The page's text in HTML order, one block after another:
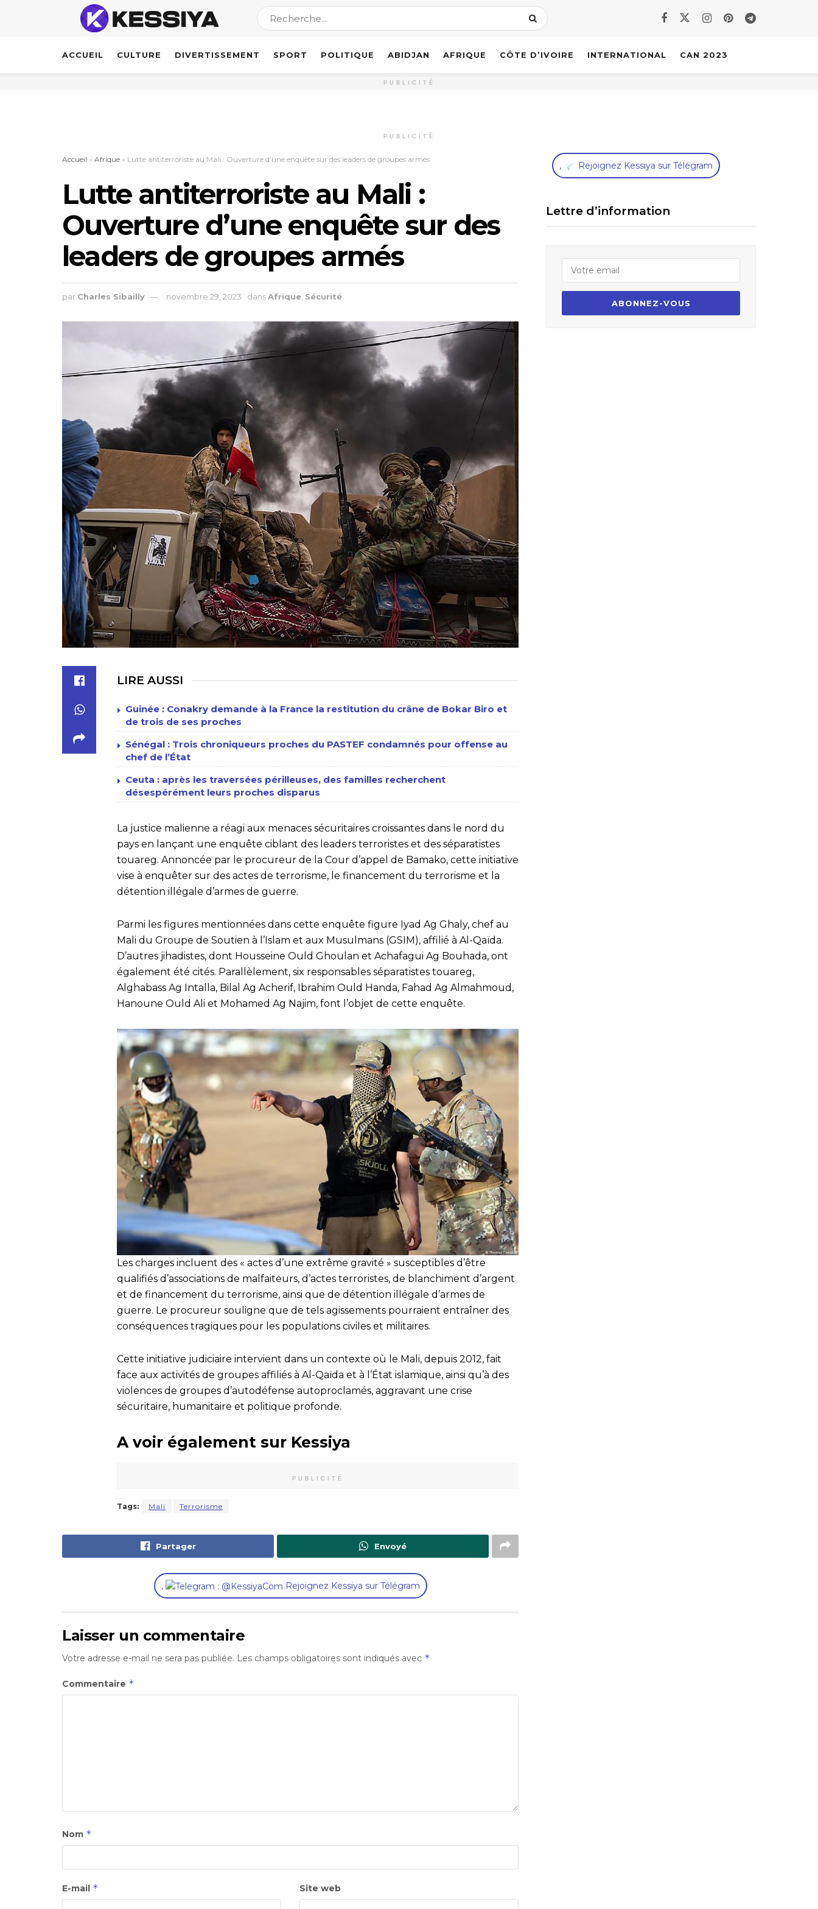
ACCUEIL CULTURE DIVERTISSEMENT SPORT POLITIQUE ABIDJAN AFRIQUE CÔTE D’IVOIRE INTERNATIONAL CAN 2023
PUBLICITÉ
PUBLICITÉ
Accueil » Afrique » Lutte antiterroriste au Mali : Ouverture d’une enquête sur des leaders de groupes armés
Lutte antiterroriste au Mali :
Ouverture d’une enquête sur des
leaders de groupes armés
par Charles Sibailly novembre 29, 2023 dansAfrique Sécurité
LIRE AUSSI
Guinée : Conakry demande à la France la restitution du crâne de Bokar Biro et
de trois de ses proches
Sénégal : Trois chroniqueurs proches du PASTEF condamnés pour offense au
chef de l’État
Ceuta : après les traversées périlleuses, des familles recherchent
désespérément leurs proches disparus
La justice malienne a réagi aux menaces sécuritaires croissantes dans le nord du
pays en lançant une enquête ciblant des leaders terroristes et des séparatistes
touareg. Annoncée par le procureur de la Cour d’appel de Bamako, cette initiative
vise à enquêter sur des actes de terrorisme, le financement du terrorisme et la
détention illégale d’armes de guerre.
Parmi les figures mentionnées dans cette enquête figure Iyad Ag Ghaly, chef au
Mali du Groupe de Soutien à l’Islam et aux Musulmans (GSIM), affilié à Al-Qaïda.
D’autres jihadistes, dont Housseine Ould Ghoulan et Achafagui Ag Bouhada, ont
également été cités. Parallèlement, six responsables séparatistes touareg,
Alghabass Ag Intalla, Bilal Ag Acherif, Ibrahim Ould Handa, Fahad Ag Almahmoud,
Hanoune Ould Ali et Mohamed Ag Najim, font l’objet de cette enquête.
Les charges incluent des « actes d’une extrême gravité » susceptibles d’être
qualifiés d’associations de malfaiteurs, d’actes terroristes, de blanchiment d’argent
et de financement du terrorisme, ainsi que de détention illégale d’armes de
guerre. Le procureur souligne que de tels agissements pourraient entraîner des
conséquences tragiques pour les populations civiles et militaires.
Cette initiative judiciaire intervient dans un contexte où le Mali, depuis 2012, fait
face aux activités de groupes affiliés à Al-Qaïda et à l’État islamique, ainsi qu’à des
violences de groupes d’autodéfense autoproclamés, aggravant une crise
sécuritaire, humanitaire et politique profonde.
A voir également sur Kessiya
PUBLICITÉ
Tags: Mali Terrorisme
Partager Envoyé
, Rejoignez Kessiya sur Télégram
Laisser un commentaire
Votre adresse e-mail ne sera pas publiée. Les champs obligatoires sont indiqués avec *
Commentaire *
Nom *
E-mail * Site web
, Rejoignez Kessiya sur Télégram
Lettre d’information